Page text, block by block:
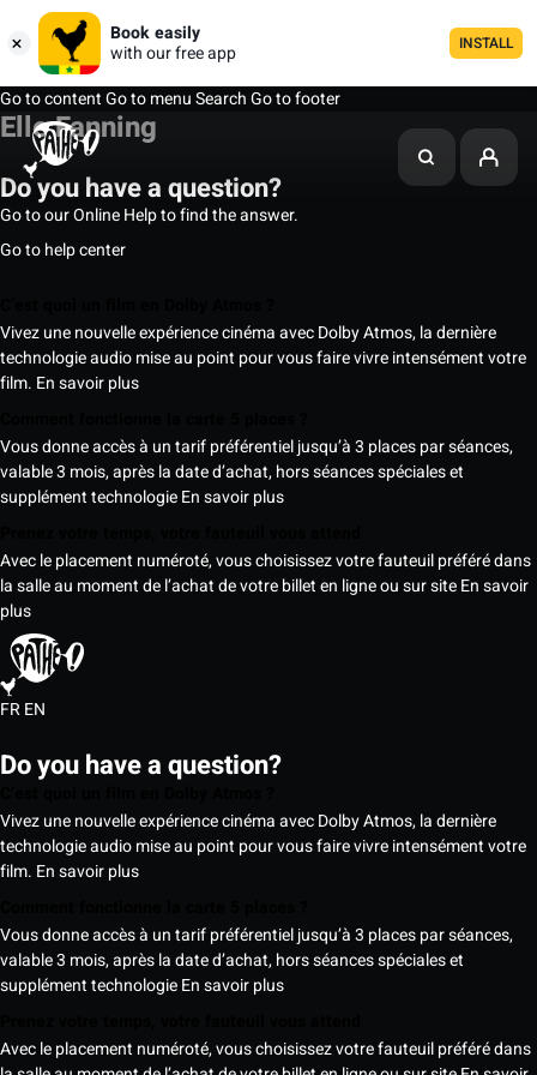
Book easily
with our free app
INSTALL
Go to contentGo to menuSearchGo to footer
Elle Fanning
Do you have a question?
Go to our Online Help to find the answer.
Go to help center
Vivez une nouvelle expérience cinéma avec Dolby Atmos, la dernière
technologie audio mise au point pour vous faire vivre intensément votre
film. En savoir plus
Vous donne accès à un tarif préférentiel jusqu’à 3 places par séances,
valable 3 mois, après la date d’achat, hors séances spéciales et
supplément technologieEn savoir plus
Avec le placement numéroté, vous choisissez votre fauteuil préféré dans
la salle au moment de l’achat de votre billet en ligne ou sur siteEn savoir
plus
FREN
Do you have a question?
Vivez une nouvelle expérience cinéma avec Dolby Atmos, la dernière
technologie audio mise au point pour vous faire vivre intensément votre
film. En savoir plus
Vous donne accès à un tarif préférentiel jusqu’à 3 places par séances,
valable 3 mois, après la date d’achat, hors séances spéciales et
supplément technologieEn savoir plus
Avec le placement numéroté, vous choisissez votre fauteuil préféré dans